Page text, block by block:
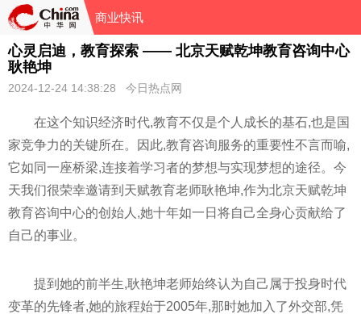
商业快讯
心灵启迪，教育探索 —— 北京天赋乾坤教育咨询中心
耿艳坤
2024-12-24 14:38:28 今日热点网
在这个知识经济时代,教育不仅是个人成长的基石,也是国
家竞争力的关键所在。因此,教育咨询服务的重要性不言而喻,
它如同一座桥梁,连接着学习者的梦想与实现梦想的途径。今
天我们很荣幸邀请到天赋教育老师耿艳坤,作为北京天赋乾坤
教育咨询中心的创始人,她十年如一日将自己全身心贡献给了
自己的事业。
提到她的前半生,耿艳坤老师始终认为自己属于投身时代
变革的先锋者,她的旅程始于2005年,那时她加入了外交部,凭